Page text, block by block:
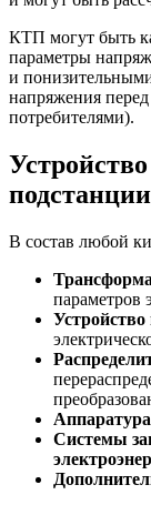
КТП могут быть
параметры
и
напряжения
потребителями).
В состав любой
параметров
Системы